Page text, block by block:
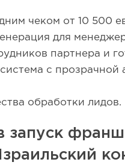
чеком от 10 500
для
партнера и
с
обработки лидов.
запуск